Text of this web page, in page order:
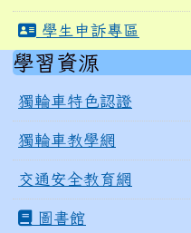
學生申訴專區
右邊區域內容
學習資源
獨輪車特色認證
獨輪車教學網
交通安全教育網
圖書館